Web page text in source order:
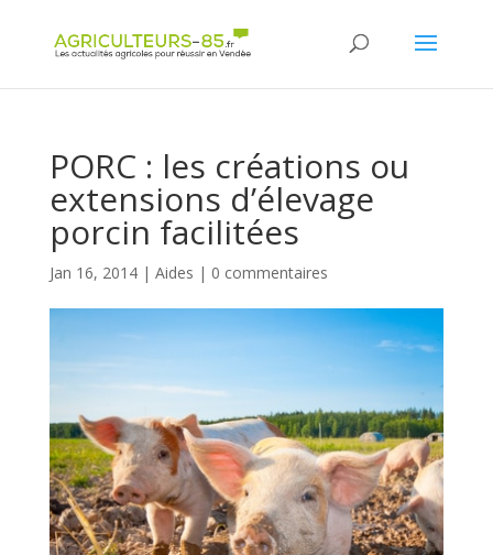
PORC : les créations ou
extensions d’élevage
porcin facilitées
Jan 16, 2014| Aides | 0 commentaires